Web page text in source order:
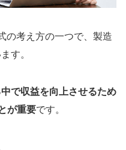
の考え方の一つで、製造
す。
で収益を向上させるため
が重要です。